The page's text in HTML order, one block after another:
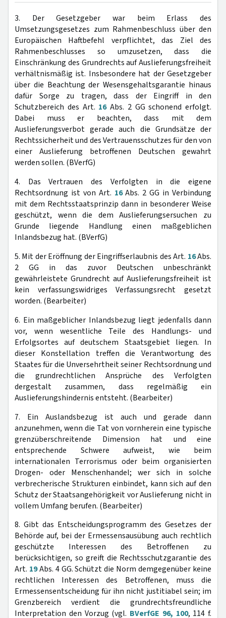
3. Der Gesetzgeber war beim Erlass des
Umsetzungsgesetzes zum Rahmenbeschluss über den
Europäischen Haftbefehl verpflichtet, das Ziel des
Rahmenbeschlusses so umzusetzen, dass die
Einschränkung des Grundrechts auf Auslieferungsfreiheit
verhältnismäßig ist. Insbesondere hat der Gesetzgeber
über die Beachtung der Wesensgehaltsgarantie hinaus
dafür Sorge zu tragen, dass der Eingriff in den
Schutzbereich des Art. 16Abs. 2 GG schonend erfolgt.
Dabei muss er beachten, dass mit dem
Auslieferungsverbot gerade auch die Grundsätze der
Rechtssicherheit und des Vertrauensschutzes für den von
einer Auslieferung betroffenen Deutschen gewahrt
werden sollen. (BVerfG)
4. Das Vertrauen des Verfolgten in die eigene
Rechtsordnung ist von Art. 16Abs. 2 GG in Verbindung
mit dem Rechtsstaatsprinzip dann in besonderer Weise
geschützt, wenn die dem Auslieferungsersuchen zu
Grunde liegende Handlung einen maßgeblichen
Inlandsbezug hat. (BVerfG)
5. Mit der Eröffnung der Eingriffserlaubnis des Art. 16Abs.
2 GG in das zuvor Deutschen unbeschränkt
gewährleistete Grundrecht auf Auslieferungsfreiheit ist
kein verfassungswidriges Verfassungsrecht gesetzt
worden. (Bearbeiter)
6. Ein maßgeblicher Inlandsbezug liegt jedenfalls dann
vor, wenn wesentliche Teile des Handlungs- und
Erfolgsortes auf deutschem Staatsgebiet liegen. In
dieser Konstellation treffen die Verantwortung des
Staates für die Unversehrtheit seiner Rechtsordnung und
die grundrechtlichen Ansprüche des Verfolgten
dergestalt zusammen, dass regelmäßig ein
Auslieferungshindernis entsteht. (Bearbeiter)
7. Ein Auslandsbezug ist auch und gerade dann
anzunehmen, wenn die Tat von vornherein eine typische
grenzüberschreitende Dimension hat und eine
entsprechende Schwere aufweist, wie beim
internationalen Terrorismus oder beim organisierten
Drogen- oder Menschenhandel; wer sich in solche
verbrecherische Strukturen einbindet, kann sich auf den
Schutz der Staatsangehörigkeit vor Auslieferung nicht in
vollem Umfang berufen. (Bearbeiter)
8. Gibt das Entscheidungsprogramm des Gesetzes der
Behörde auf, bei der Ermessensausübung auch rechtlich
geschützte Interessen des Betroffenen zu
berücksichtigen, so greift die Rechtsschutzgarantie des
Art. 19Abs. 4 GG. Schützt die Norm demgegenüber keine
rechtlichen Interessen des Betroffenen, muss die
Ermessensentscheidung für ihn nicht justitiabel sein; im
Grenzbereich verdient die grundrechtsfreundliche
Interpretation den Vorzug (vgl. BVerfGE 96, 100, 114 f.